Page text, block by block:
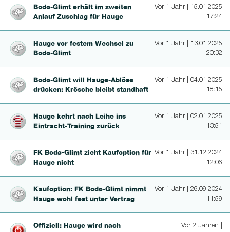
Bodø-Glimt erhält im zweiten
Anlauf Zuschlag für Hauge
Vor 1 Jahr | 15.01.2025
17:24
Hauge vor festem Wechsel zu
Bodø-Glimt
Vor 1 Jahr | 13.01.2025
20:32
Bodø-Glimt will Hau­ge-Ablöse
drücken: Krösche bleibt standhaft
Vor 1 Jahr | 04.01.2025
18:15
Hauge kehrt nach Leihe ins
Eintracht-Trai­ning zurück
Vor 1 Jahr | 02.01.2025
13:51
FK Bodø-Glimt zieht Kaufoption für
Hauge nicht
Vor 1 Jahr | 31.12.2024
12:06
Kaufoption: FK Bodø-Glimt nimmt
Hauge wohl fest unter Vertrag
Vor 1 Jahr | 26.09.2024
11:59
Offiziell: Hauge wird nach
Vor 2 Jahren |